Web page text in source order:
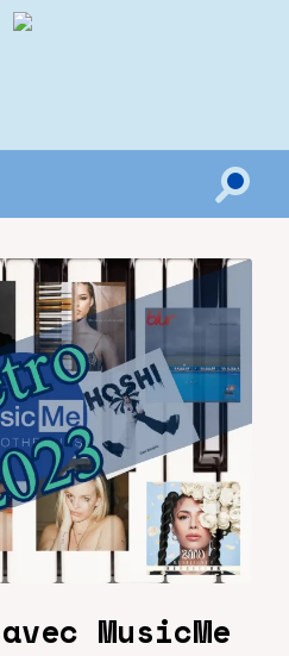
Toggle
MusicMe